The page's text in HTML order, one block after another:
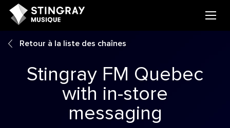
Retour à la liste des chaînes
Stingray FM Quebec
with in-store
messaging